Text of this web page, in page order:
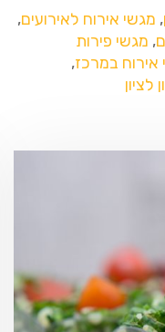
, מגשי אירוח לאירועים,
, מגשי פירות
אירוח במרכז,
לציון